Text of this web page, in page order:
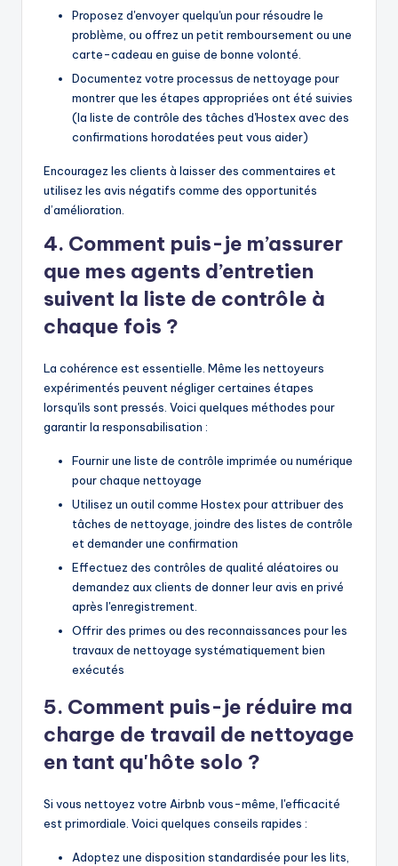
Proposez d'envoyer quelqu'un pour résoudre le
problème, ou offrez un petit remboursement ou une
carte-cadeau en guise de bonne volonté.
Documentez votre processus de nettoyage pour
montrer que les étapes appropriées ont été suivies
(la liste de contrôle des tâches d'Hostex avec des
confirmations horodatées peut vous aider)
Encouragez les clients à laisser des commentaires et
utilisez les avis négatifs comme des opportunités
d’amélioration.
4. Comment puis-je m’assurer
que mes agents d’entretien
suivent la liste de contrôle à
chaque fois ?
La cohérence est essentielle. Même les nettoyeurs
expérimentés peuvent négliger certaines étapes
lorsqu'ils sont pressés. Voici quelques méthodes pour
garantir la responsabilisation :
Fournir une liste de contrôle imprimée ou numérique
pour chaque nettoyage
Utilisez un outil comme Hostex pour attribuer des
tâches de nettoyage, joindre des listes de contrôle
et demander une confirmation
Effectuez des contrôles de qualité aléatoires ou
demandez aux clients de donner leur avis en privé
après l'enregistrement.
Offrir des primes ou des reconnaissances pour les
travaux de nettoyage systématiquement bien
exécutés
5. Comment puis-je réduire ma
charge de travail de nettoyage
en tant qu'hôte solo ?
Si vous nettoyez votre Airbnb vous-même, l'efficacité
est primordiale. Voici quelques conseils rapides :
Adoptez une disposition standardisée pour les lits,